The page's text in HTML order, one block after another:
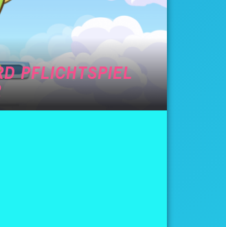
PFLICHTSPIEL